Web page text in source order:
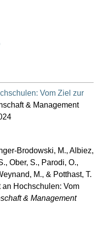
Vom Ziel zur
& Management
Brodowski, M., Albiez,
Ober, S., Parodi, O.,
M., & Potthast, T.
Hochschulen: Vom
& Management